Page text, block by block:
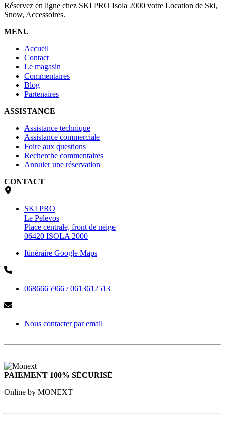
Réservez en ligne chez SKI PRO Isola 2000 votre Location de Ski,
Snow, Accessoires.
MENU
Accueil
Contact
Le magasin
Commentaires
Blog
Partenaires
ASSISTANCE
Assistance technique
Assistance commerciale
Foire aux questions
Recherche commentaires
Annuler une réservation
CONTACT
SKI PRO
Le Pelevos
Place centrale, front de neige
06420 ISOLA 2000
Itinéraire Google Maps
0686665966 / 0613612513
Nous contacter par email
PAIEMENT 100% SÉCURISÉ
Online by MONEXT